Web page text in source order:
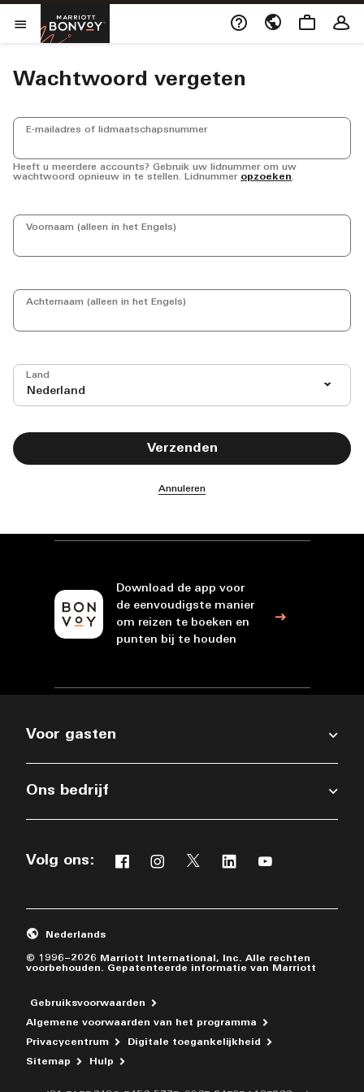
Skip to Content
Menu openen
Marriott BonvoyOpent een nieuw
Wachtwoord vergeten
E-mailadres of lidmaatschapsnummer
Heeft u meerdere accounts? Gebruik uw lidnummer om uw
wachtwoord opnieuw in te stellen. Lidnummer opzoeken.
Voornaam (alleen in het Engels)
Achternaam (alleen in het Engels)
Land
Nederland
Verzenden
Annuleren
Download de app voor
de eenvoudigste manier
om reizen te boeken en
punten bij te houden
Voor gasten
Ons bedrijf
Volg ons: FacebookInstagram
TwitterLinkedin
© 1996–2026 Marriott International, Inc. Alle rechten
voorbehouden. Gepatenteerde informatie van Marriott
Nederlands
Gebruiksvoorwaarden
Algemene voorwaarden van het programma
Privacycentrum
Digitale toegankelijkheid
Sitemap
Hulp